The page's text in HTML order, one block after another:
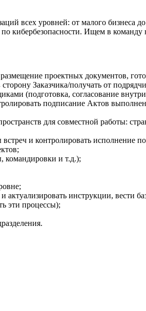
всех уровней: от малого бизнеса
кибербезопасности. Ищем в
проектных документов,
Заказчика/получать от
(подготовка, согласование
подписание Актов
для совместной работы:
и контролировать исполнение
командировки и т.д.);
инструкции, вести
эти процессы);